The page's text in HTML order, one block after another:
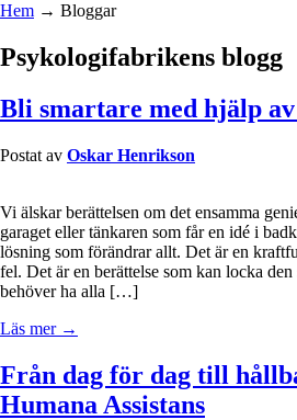
Hem → Bloggar
Psykologifabrikens blogg
Bli smartare med hjälp
Postat av Oskar Henrikson
Vi älskar berättelsen om det ensamma
garaget eller tänkaren som får en idé i
lösning som förändrar allt. Det är en
fel. Det är en berättelse som kan locka
behöver ha alla […]
Läs mer →
Från dag för dag till
Humana Assistans